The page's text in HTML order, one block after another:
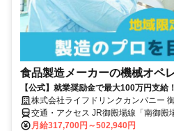
食品製造メーカーの機械オペ
【公式】就業奨励金で最大100万円支給
株式会社ライフドリンクカンパニー
交通・アクセス JR御殿場線「南御殿
月給317,700円～502,940円